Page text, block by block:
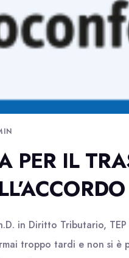
PER IL
in Diritto Tributario,
troppo tardi e non si